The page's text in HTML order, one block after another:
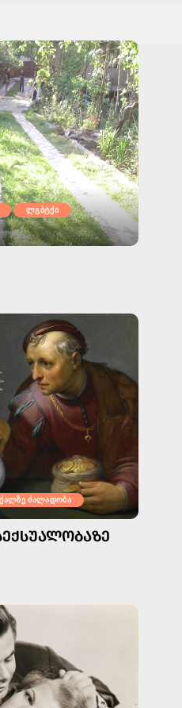
ლგბტქი
ქალზე ძალადობა